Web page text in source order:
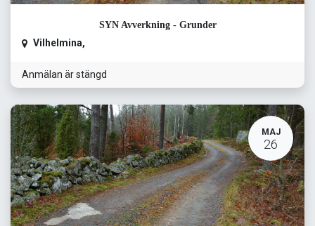
SYN Avverkning - Grunder
Vilhelmina,
Anmälan är stängd
MAJ
26